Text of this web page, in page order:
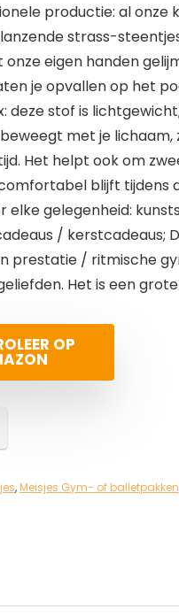
productie: al onze
strass-
eigen handen
je opvallen op het
deze stof is
met je
Het helpt ook om
blijft tijdens
elke gelegenheid:
/ kerstcadeaus;
prestatie / ritmische
Het is een
OP
,Meisjes Gym- of balletpakken